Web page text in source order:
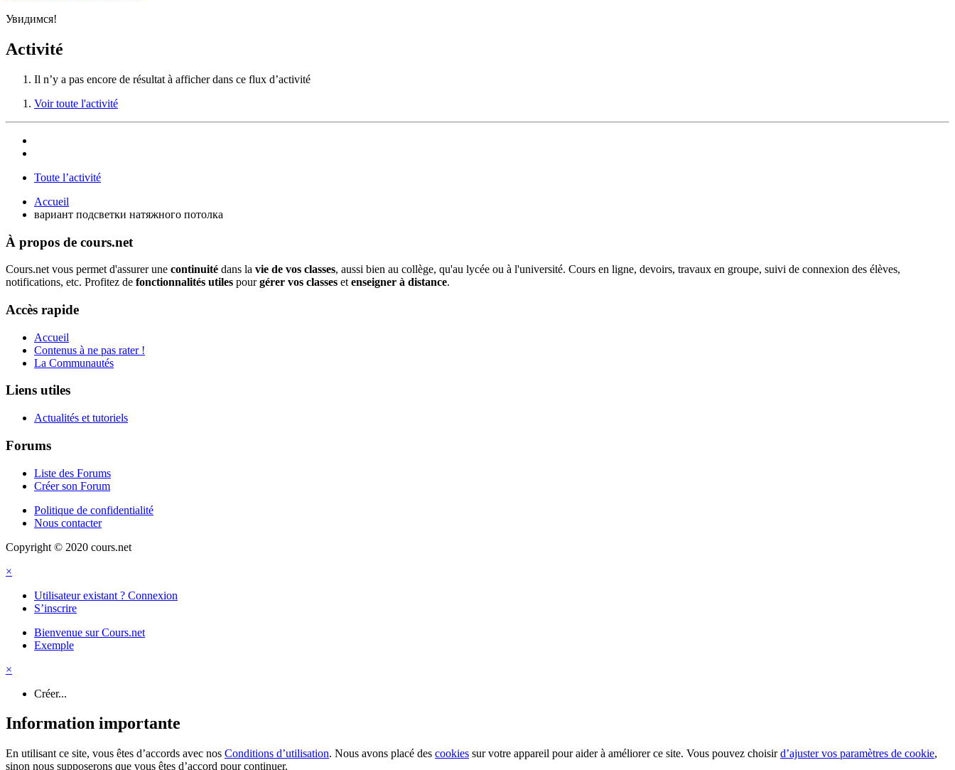
Увидимся!
Activité
Il n’y a pas encore de résultat à afficher dans ce flux d’activité
Voir toute l'activité
Toute l’activité
Accueil
вариант подсветки натяжного потолка
À propos de cours.net
Cours.net vous permet d'assurer une continuité dans la vie de vos classes, aussi bien au collège, qu'au lycée ou à l'université. Cours en ligne, devoirs, travaux en groupe, suivi de connexion des élèves,
notifications, etc. Profitez de fonctionnalités utiles pourgérer vos classes et enseigner à distance.
Accès rapide
Accueil
Contenus à ne pas rater !
La Communautés
Liens utiles
Actualités et tutoriels
Forums
Liste des Forums
Créer son Forum
Politique de confidentialité
Nous contacter
Copyright © 2020 cours.net
×
Utilisateur existant ? Connexion
S’inscrire
Bienvenue sur Cours.net
Exemple
×
Créer...
Information importante
En utilisant ce site, vous êtes d’accords avec nos Conditions d’utilisation. Nous avons placé des cookies sur votre appareil pour aider à améliorer ce site. Vous pouvez choisird’ajuster vos paramètres de cookie,
sinon nous supposerons que vous êtes d’accord pour continuer.